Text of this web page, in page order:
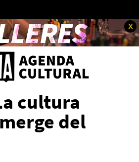
x
cultura
del